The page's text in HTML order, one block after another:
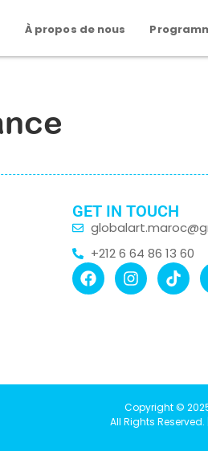
À propos de nous
GET IN TOUCH
+212 6 64 86 13 60
Copyright ©
All Rights